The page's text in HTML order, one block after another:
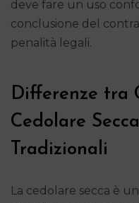
deve fare un uso
conclusione del
penalità legali.
Differenze tra
Cedolare
Tradizionali
La cedolare secca è